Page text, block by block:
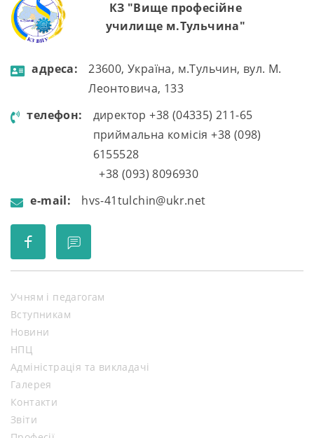
КЗ "Вище професійне
училище м.Тульчина"
aдресa:
23600, Україна, м.Тульчин, вул. М.
Леонтовича, 133
телефон:
директор +38 (04335) 211-65
приймальна комісія +38 (098)
6155528
+38 (093) 8096930
e-mail:
hvs-41tulchin@ukr.net
Учням і педагогам
Вступникам
Новини
НПЦ
Адміністрація та викладачі
Галерея
Контакти
Звіти